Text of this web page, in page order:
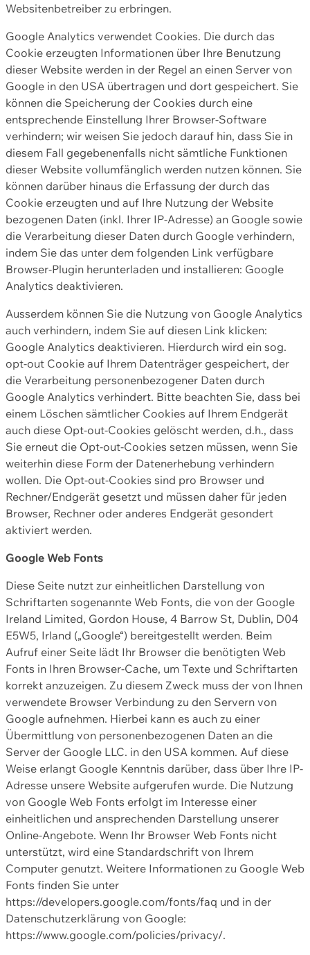
Websitenbetreiber zu erbringen.
Google Analytics verwendet Cookies. Die durch das
Cookie erzeugten Informationen über Ihre Benutzung
dieser Website werden in der Regel an einen Server von
Google in den USA übertragen und dort gespeichert. Sie
können die Speicherung der Cookies durch eine
entsprechende Einstellung Ihrer Browser-Software
verhindern; wir weisen Sie jedoch darauf hin, dass Sie in
diesem Fall gegebenenfalls nicht sämtliche Funktionen
dieser Website vollumfänglich werden nutzen können. Sie
können darüber hinaus die Erfassung der durch das
Cookie erzeugten und auf Ihre Nutzung der Website
bezogenen Daten (inkl. Ihrer IP-Adresse) an Google sowie
die Verarbeitung dieser Daten durch Google verhindern,
indem Sie das unter dem folgenden Link verfügbare
Browser-Plugin herunterladen und installieren: Google
Analytics deaktivieren.
Ausserdem können Sie die Nutzung von Google Analytics
auch verhindern, indem Sie auf diesen Link klicken:
Google Analytics deaktivieren. Hierdurch wird ein sog.
opt-out Cookie auf Ihrem Datenträger gespeichert, der
die Verarbeitung personenbezogener Daten durch
Google Analytics verhindert. Bitte beachten Sie, dass bei
einem Löschen sämtlicher Cookies auf Ihrem Endgerät
auch diese Opt-out-Cookies gelöscht werden, d.h., dass
Sie erneut die Opt-out-Cookies setzen müssen, wenn Sie
weiterhin diese Form der Datenerhebung verhindern
wollen. Die Opt-out-Cookies sind pro Browser und
Rechner/Endgerät gesetzt und müssen daher für jeden
Browser, Rechner oder anderes Endgerät gesondert
aktiviert werden.
Google Web Fonts
Diese Seite nutzt zur einheitlichen Darstellung von
Schriftarten sogenannte Web Fonts, die von der Google
Ireland Limited, Gordon House, 4 Barrow St, Dublin, D04
E5W5, Irland („Google“) bereitgestellt werden. Beim
Aufruf einer Seite lädt Ihr Browser die benötigten Web
Fonts in Ihren Browser-Cache, um Texte und Schriftarten
korrekt anzuzeigen. Zu diesem Zweck muss der von Ihnen
verwendete Browser Verbindung zu den Servern von
Google aufnehmen. Hierbei kann es auch zu einer
Übermittlung von personenbezogenen Daten an die
Server der Google LLC. in den USA kommen. Auf diese
Weise erlangt Google Kenntnis darüber, dass über Ihre IP-
Adresse unsere Website aufgerufen wurde. Die Nutzung
von Google Web Fonts erfolgt im Interesse einer
einheitlichen und ansprechenden Darstellung unserer
Online-Angebote. Wenn Ihr Browser Web Fonts nicht
unterstützt, wird eine Standardschrift von Ihrem
Computer genutzt. Weitere Informationen zu Google Web
Fonts finden Sie unter
https://developers.google.com/fonts/faq und in der
Datenschutzerklärung von Google:
https://www.google.com/policies/privacy/.